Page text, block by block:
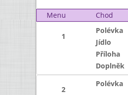
Menu Chod
1
Polévka
Jídlo
Příloha
Doplněk
2
Polévka